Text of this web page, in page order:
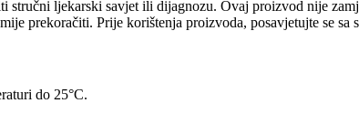
ljekarski savjet ili dijagnozu. Ovaj proizvod nije
prekoračiti. Prije korištenja proizvoda, posavjetujte se sa
do 25°C.